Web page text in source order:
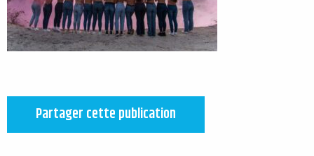
Partager cette publication